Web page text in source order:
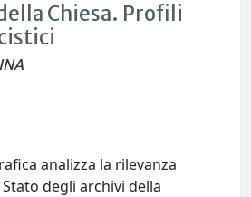
Chiesa. Profili
analizza la rilevanza
degli archivi della